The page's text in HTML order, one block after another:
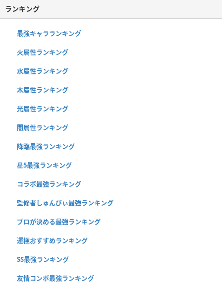
ランキング
最強キャラランキング
火属性ランキング
水属性ランキング
木属性ランキング
光属性ランキング
闇属性ランキング
降臨最強ランキング
星5最強ランキング
コラボ最強ランキング
監修者しゅんぴぃ最強ランキング
プロが決める最強ランキング
運極おすすめランキング
SS最強ランキング
友情コンボ最強ランキング